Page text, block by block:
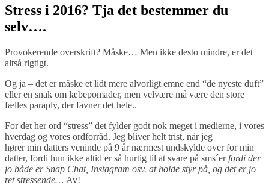
Stress i 2016? Tja det bestemmer du
selv….
Provokerende overskrift? Måske… Men ikke desto mindre, er det
altså rigtigt.
Og ja – det er måske et lidt mere alvorligt emne end “de nyeste duft”
eller en snak om læbepomader, men velvære må være den store
fælles paraply, der favner det hele..
For det her ord “stress” det fylder godt nok meget i medierne, i vores
hverdag og vores ordforråd. Jeg bliver helt trist, når jeg
hører min datters veninde på 9 år nærmest undskylde over for min
datter, fordi hun ikke altid er så hurtig til at svare på sms´erfordi der
jo både er Snap Chat, Instagram osv. at holde styr på, og det er jo
ret stressende… Av!